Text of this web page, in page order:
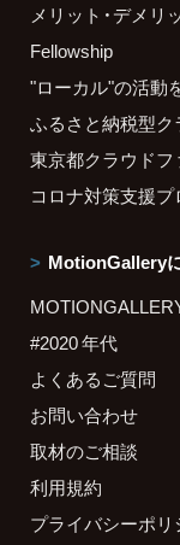
メリット・デメリ
Fellowship
"ローカル"の活動
ふるさと納税型
東京都クラウド
コロナ対策支援
MotionGallery
#2020 年代
よくあるご質問
お問い合わせ
取材のご相談
利用規約
プライバシーポリ